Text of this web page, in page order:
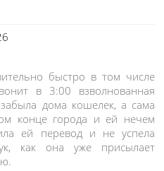
быстро в том числе
в 3:00 взволнованная
забыла дома кошелек, а сама
конце города и ей нечем
ей перевод и не успела
как она уже присылает